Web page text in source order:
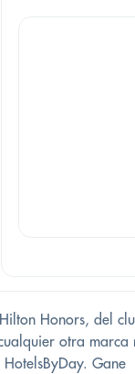
Honors, del
otra marca
Gane